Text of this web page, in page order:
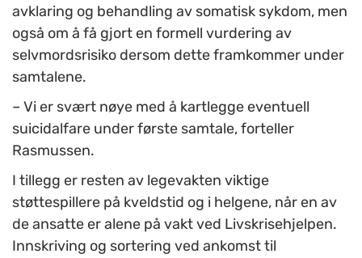
avklaring og behandling av somatisk sykdom, men
også om å få gjort en formell vurdering av
selvmordsrisiko dersom dette framkommer under
samtalene.
– Vi er svært nøye med å kartlegge eventuell
suicidalfare under første samtale, forteller
Rasmussen.
I tillegg er resten av legevakten viktige
støttespillere på kveldstid og i helgene, når en av
de ansatte er alene på vakt ved Livskrisehjelpen.
Innskriving og sortering ved ankomst til